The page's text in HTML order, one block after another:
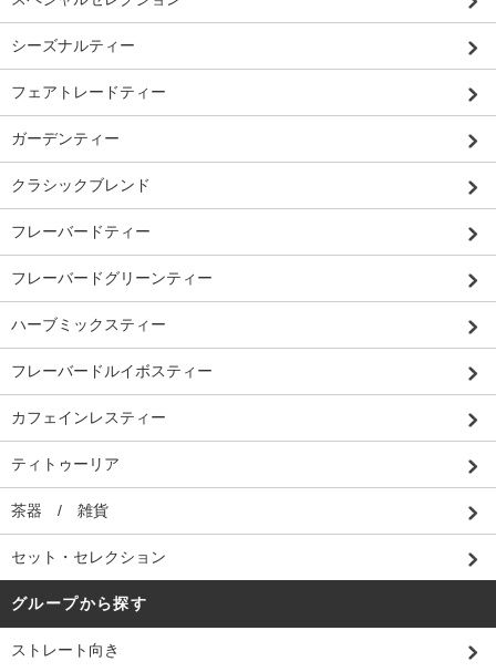
シーズナルティー
フェアトレードティー
ガーデンティー
クラシックブレンド
フレーバードティー
フレーバードグリーンティー
ハーブミックスティー
フレーバードルイボスティー
カフェインレスティー
ティトゥーリア
茶器 / 雑貨
セット・セレクション
グループから探す
ストレート向き